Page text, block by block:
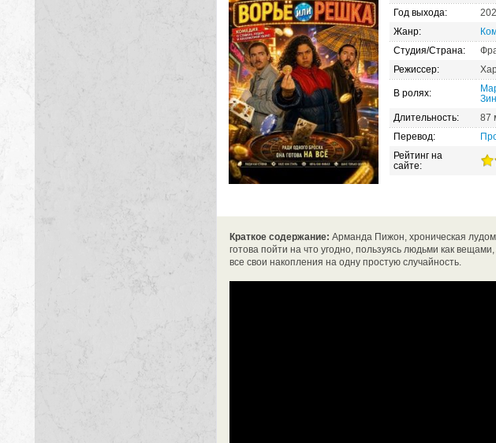
Год выхода:
Жанр:
Студия/Страна:
Режиссер:
В ролях:
Длительность:
87
Перевод:
Рейтинг на
сайте:
Краткое содержание: Арманда Пижон, хроническая
готова пойти на что угодно, пользуясь людьми как
все свои накопления на одну простую случайность.